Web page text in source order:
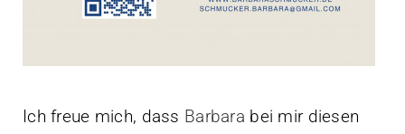
Ich freue mich, dass Barbara bei mir diesen